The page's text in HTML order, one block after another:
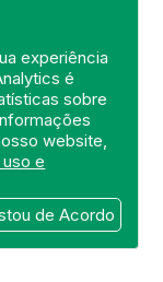
experiência
é
sobre
website,
e
de Acordo